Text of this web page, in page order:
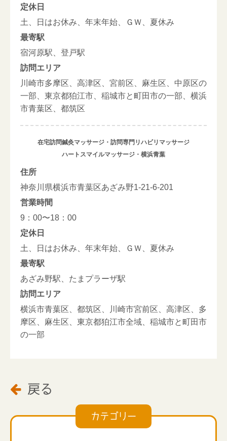
定休日
土、日はお休み、年末年始、ＧＷ、夏休み
最寄駅
宿河原駅、登戸駅
訪問エリア
川崎市多摩区、高津区、宮前区、麻生区、中原区の
一部、東京都狛江市、稲城市と町田市の一部、横浜
市青葉区、都筑区
在宅訪問鍼灸マッサージ・訪問専門リハビリマッサージ
ハートスマイルマッサージ・横浜青葉
住所
神奈川県横浜市青葉区あざみ野1-21-6-201
営業時間
9：00〜18：00
定休日
土、日はお休み、年末年始、ＧＷ、夏休み
最寄駅
あざみ野駅、たまプラーザ駅
訪問エリア
横浜市青葉区、都筑区、川崎市宮前区、高津区、多
摩区、麻生区、東京都狛江市全域、稲城市と町田市
の一部
 戻る
カテゴリー